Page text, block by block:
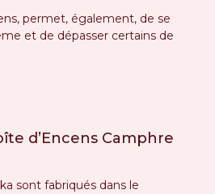
permet, également, de se
et de dépasser certains de
d’Encens Camphre
sont fabriqués dans le